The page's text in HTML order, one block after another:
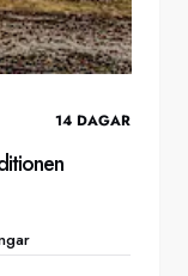
14 DAGAR